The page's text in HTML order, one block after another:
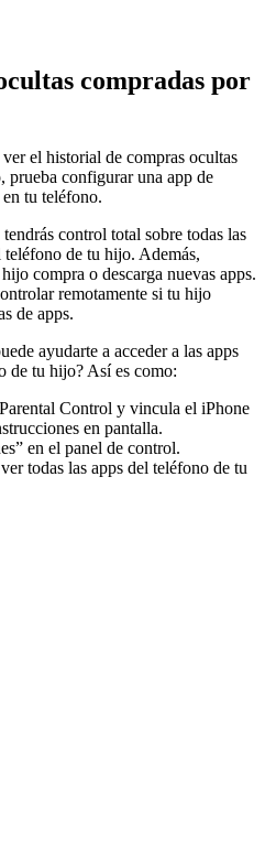
compradas por
el historial de compras ocultas
prueba configurar una app de
tu teléfono.
tendrás control total sobre todas las
de tu hijo. Además,
compra o descarga nuevas apps.
remotamente si tu hijo
de apps.
ayudarte a acceder a las apps
de tu hijo? Así es como:
Control y vincula el iPhone
en pantalla.
en el panel de control.
todas las apps del teléfono de tu